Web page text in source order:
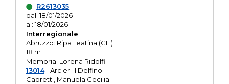
R2613035
dal: 18/01/2026
al: 18/01/2026
Interregionale
Abruzzo: Ripa Teatina (CH)
18 m
Memorial Lorena Ridolfi
13014- Arcieri Il Delfino
Capretti, Manuela Cecilia